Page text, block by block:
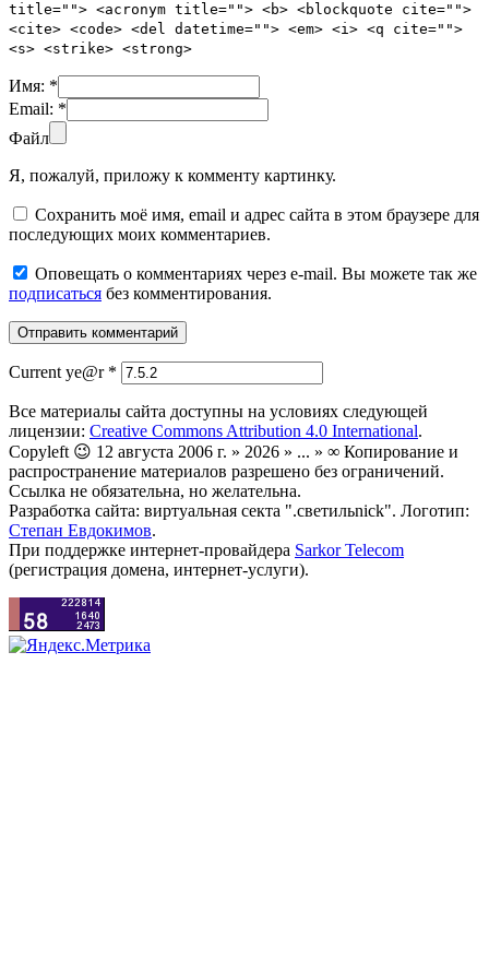
title=""> <acronym title=""> <b> <blockquote cite="">
<cite> <code> <del datetime=""> <em> <i> <q cite="">
<s> <strike> <strong>
Имя: *
Email: *
Файл
Я, пожалуй, приложу к комменту картинку.
Сохранить моё имя, email и адрес сайта в этом браузере для
последующих моих комментариев.
Оповещать о комментариях через e-mail. Вы можете так же
подписаться без комментирования.
Current ye@r *
Все материалы сайта доступны на условиях следующей
лицензии: Creative Commons Attribution 4.0 International.
Copyleft 😉 12 августа 2006 г. » 2026 » ... » ∞ Копирование и
распространение материалов разрешено без ограничений.
Ссылка не обязательна, но желательна.
Разработка сайта: виртуальная секта ".светильnick". Логотип:
Степан Евдокимов.
При поддержке интернет-провайдера Sarkor Telecom
(регистрация домена, интернет-услуги).